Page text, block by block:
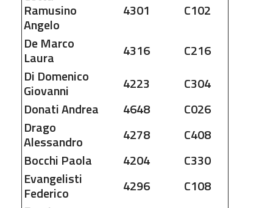
Ramusino
Angelo
4301
C102
De Marco
Laura 4316
C216
Di Domenico
Giovanni 4223
C304
DonatiAndrea 4648
C026
Drago
Alessandro 4278
C408
Bocchi Paola 4204
C330
Evangelisti
Federico 4296
C108